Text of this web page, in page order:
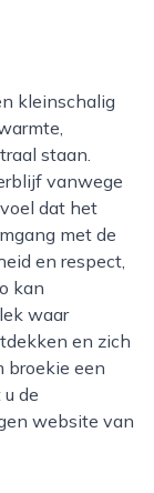
staan.
vanwege
dat het
met de
en respect,
kan
waar
en zich
broekie een
de
website van